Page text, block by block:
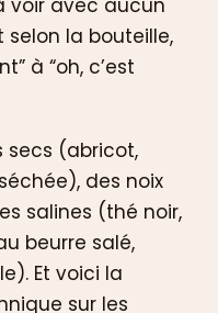
selon la bouteille,
à “oh, c’est
secs (abricot,
des noix
salines (thé noir,
beurre salé,
Et voici la
sur les